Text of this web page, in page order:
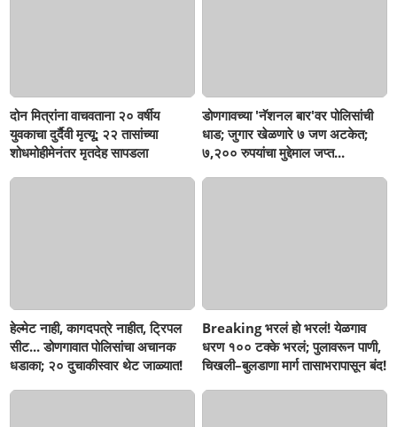
दोन मित्रांना वाचवताना २० वर्षीय
युवकाचा दुर्दैवी मृत्यू; २२ तासांच्या
शोधमोहीमेनंतर मृतदेह सापडला
डोणगावच्या 'नॅशनल बार'वर पोलिसांची
धाड; जुगार खेळणारे ७ जण अटकेत;
७,२०० रुपयांचा मुद्देमाल जप्त...
हेल्मेट नाही, कागदपत्रे नाहीत, ट्रिपल
सीट... डोणगावात पोलिसांचा अचानक
धडाका; २० दुचाकीस्वार थेट जाळ्यात!
Breaking भरलं हो भरलं! येळगाव
धरण १०० टक्के भरलं; पुलावरून पाणी,
चिखली–बुलडाणा मार्ग तासाभरापासून बंद!